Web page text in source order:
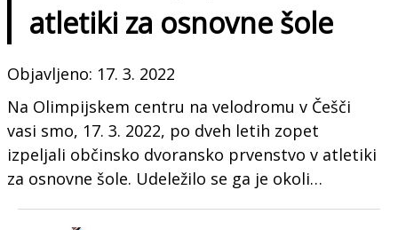
atletiki za osnovne šole
Objavljeno: 17. 3. 2022
Na Olimpijskem centru na velodromu v Češči
vasi smo, 17. 3. 2022, po dveh letih zopet
izpeljali občinsko dvoransko prvenstvo v atletiki
za osnovne šole. Udeležilo se ga je okoli…